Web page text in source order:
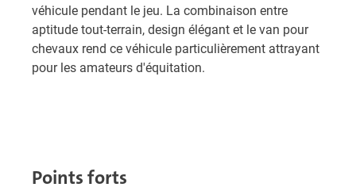
véhicule pendant le jeu. La combinaison entre
aptitude tout-terrain, design élégant et le van pour
chevaux rend ce véhicule particulièrement attrayant
pour les amateurs d'équitation.
Points forts